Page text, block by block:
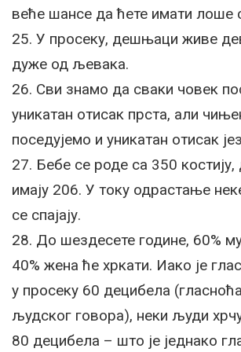
веће шансе да ћете имати лоше
25. У просеку, дешњаци живе
дуже од љевака.
26. Сви знамо да сваки човек
уникатан отисак прста, али
поседујемо и уникатан отисак
27. Бебе се роде са 350
имају 206. У току одрастање
се спајају.
28. До шездесете године, 60%
40% жена ће хркати. Иако је
у просеку 60 децибела
људског говора), неки људи
80 децибела – што је једнако